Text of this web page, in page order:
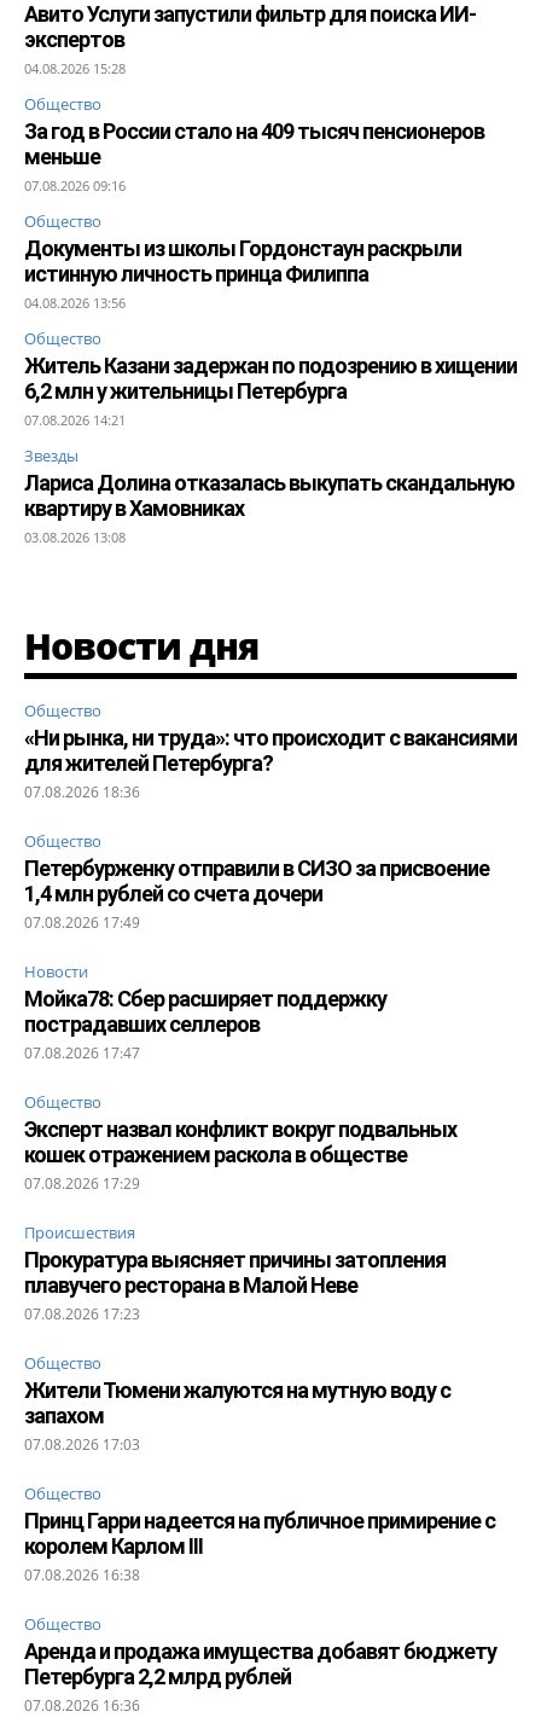
Авито Услуги запустили фильтр для поиска ИИ-
экспертов
04.08.2026 15:28
Общество
За год в России стало на 409 тысяч пенсионеров
меньше
07.08.2026 09:16
Общество
Документы из школы Гордонстаун раскрыли
истинную личность принца Филиппа
04.08.2026 13:56
Общество
Житель Казани задержан по подозрению в хищении
6,2 млн у жительницы Петербурга
07.08.2026 14:21
Звезды
Лариса Долина отказалась выкупать скандальную
квартиру в Хамовниках
03.08.2026 13:08
Новости дня
Общество
«Ни рынка, ни труда»: что происходит с вакансиями
для жителей Петербурга?
07.08.2026 18:36
Общество
Петербурженку отправили в СИЗО за присвоение
1,4 млн рублей со счета дочери
07.08.2026 17:49
Новости
Мойка78: Сбер расширяет поддержку
пострадавших селлеров
07.08.2026 17:47
Общество
Эксперт назвал конфликт вокруг подвальных
кошек отражением раскола в обществе
07.08.2026 17:29
Происшествия
Прокуратура выясняет причины затопления
плавучего ресторана в Малой Неве
07.08.2026 17:23
Общество
Жители Тюмени жалуются на мутную воду с
запахом
07.08.2026 17:03
Общество
Принц Гарри надеется на публичное примирение с
королем Карлом III
07.08.2026 16:38
Общество
Аренда и продажа имущества добавят бюджету
Петербурга 2,2 млрд рублей
07.08.2026 16:36